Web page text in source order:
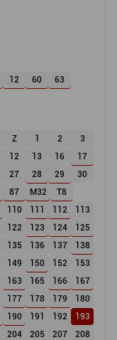
12 60 63
Z 1 2
3
12 13 16
17
27 28 29
30
87 M32
T8
110 111 112
113
122 123 124
125
135 136 137
138
149 150 152
153
163 165 166
167
177 178 179
180
190 191 192
193
204 205 207
208